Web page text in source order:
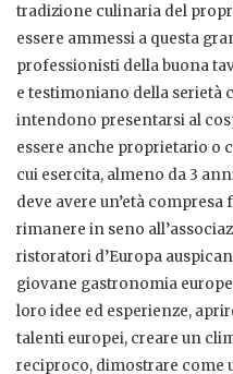
tradizione culinaria del
essere ammessi a questa
professionisti della buona
e testimoniano della serietà
intendono presentarsi al
essere anche proprietario
cui esercita, almeno da 3
deve avere un’età compresa
rimanere in seno
ristoratori d’Europa
giovane gastronomia
loro idee ed esperienze,
talenti europei, creare un
reciproco, dimostrare come